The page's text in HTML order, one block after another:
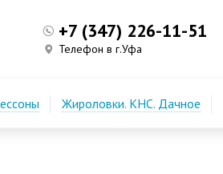
+7 (347) 226-11-51
Телефон в г.Уфа
Жироловки. КНС. Дачное